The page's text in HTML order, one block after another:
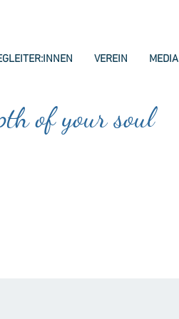
VEREIN MEDIA
of your soul